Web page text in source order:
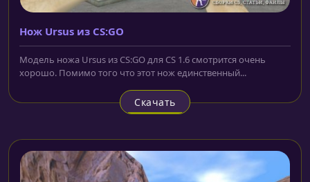
Нож Ursus из CS:GO
Модель ножа Ursus из CS:GO для CS 1.6 смотрится очень
хорошо. Помимо того что этот нож единственный...
Скачать